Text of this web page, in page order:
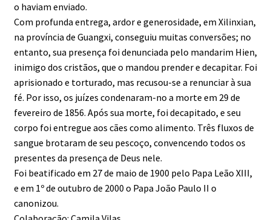
o haviam enviado.
Com profunda entrega, ardor e generosidade, em Xilinxian,
na província de Guangxi, conseguiu muitas conversões; no
entanto, sua presença foi denunciada pelo mandarim Hien,
inimigo dos cristãos, que o mandou prender e decapitar. Foi
aprisionado e torturado, mas recusou-se a renunciar à sua
fé. Por isso, os juízes condenaram-no a morte em 29 de
fevereiro de 1856. Após sua morte, foi decapitado, e seu
corpo foi entregue aos cães como alimento. Três fluxos de
sangue brotaram de seu pescoço, convencendo todos os
presentes da presença de Deus nele.
Foi beatificado em 27 de maio de 1900 pelo Papa Leão XIII,
e em 1º de outubro de 2000 o Papa João Paulo II o
canonizou.